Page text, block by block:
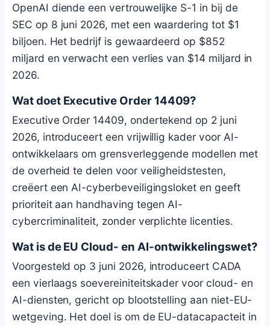
OpenAI diende een vertrouwelijke S-1 in bij de
SEC op 8 juni 2026, met een waardering tot $1
biljoen. Het bedrijf is gewaardeerd op $852
miljard en verwacht een verlies van $14 miljard in
2026.
Wat doet Executive Order 14409?
Executive Order 14409, ondertekend op 2 juni
2026, introduceert een vrijwillig kader voor AI-
ontwikkelaars om grensverleggende modellen met
de overheid te delen voor veiligheidstesten,
creëert een AI-cyberbeveiligingsloket en geeft
prioriteit aan handhaving tegen AI-
cybercriminaliteit, zonder verplichte licenties.
Wat is de EU Cloud- en AI-ontwikkelingswet?
Voorgesteld op 3 juni 2026, introduceert CADA
een vierlaags soevereiniteitskader voor cloud- en
AI-diensten, gericht op blootstelling aan niet-EU-
wetgeving. Het doel is om de EU-datacapacteit in